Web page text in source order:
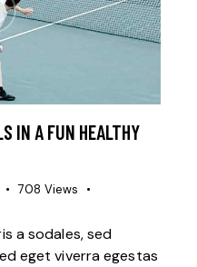
IN A FUN HEALTHY
708 Views
a sodales, sed
eget viverra egestas